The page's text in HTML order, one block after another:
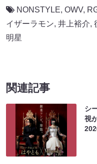
NONSTYLE, OWV,
イザーラモン, 井上裕介,
明星
関連記事
シ
視